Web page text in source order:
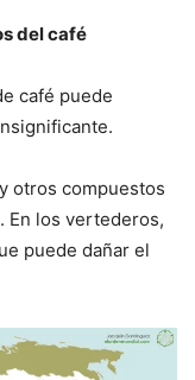
del café
café puede
otros compuestos
En los vertederos,
puede dañar el